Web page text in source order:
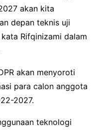
akan kita
depan teknis uji
Rifqinizami dalam
akan menyoroti
para calon anggota
2027.
teknologi